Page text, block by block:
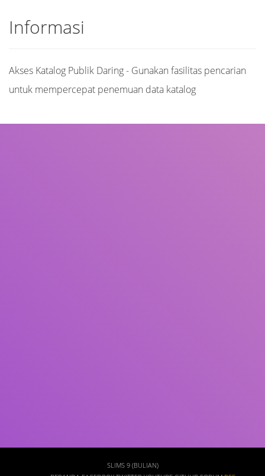
Informasi
Akses Katalog Publik Daring - Gunakan fasilitas pencarian
untuk mempercepat penemuan data katalog
SLIMS 9 (BULIAN)